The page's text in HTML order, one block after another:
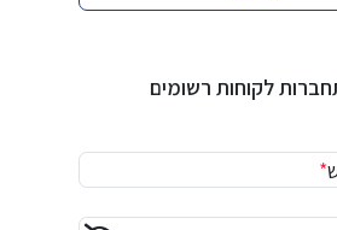
לקוחות רשומים
*